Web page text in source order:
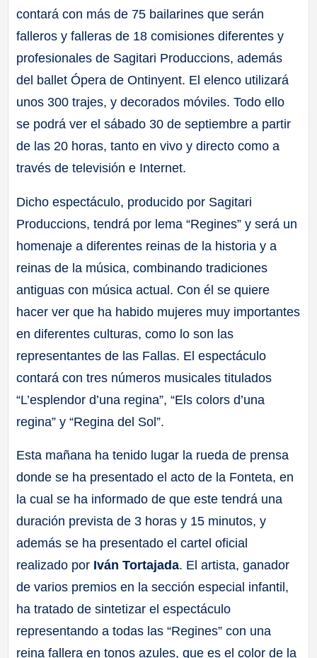
contará con más de 75 bailarines que serán
falleros y falleras de 18 comisiones diferentes y
profesionales de Sagitari Produccions, además
del ballet Ópera de Ontinyent. El elenco utilizará
unos 300 trajes, y decorados móviles. Todo ello
se podrá ver el sábado 30 de septiembre a partir
de las 20 horas, tanto en vivo y directo como a
través de televisión e Internet.
Dicho espectáculo, producido por Sagitari
Produccions, tendrá por lema “Regines” y será un
homenaje a diferentes reinas de la historia y a
reinas de la música, combinando tradiciones
antiguas con música actual. Con él se quiere
hacer ver que ha habido mujeres muy importantes
en diferentes culturas, como lo son las
representantes de las Fallas. El espectáculo
contará con tres números musicales titulados
“L’esplendor d’una regina”, “Els colors d’una
regina” y “Regina del Sol”.
Esta mañana ha tenido lugar la rueda de prensa
donde se ha presentado el acto de la Fonteta, en
la cual se ha informado de que este tendrá una
duración prevista de 3 horas y 15 minutos, y
además se ha presentado el cartel oficial
realizado por Iván Tortajada. El artista, ganador
de varios premios en la sección especial infantil,
ha tratado de sintetizar el espectáculo
representando a todas las “Regines” con una
reina fallera en tonos azules, que es el color de la